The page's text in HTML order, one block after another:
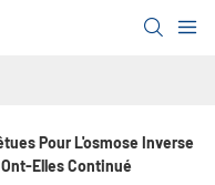
Pour L'osmose Inverse
Elles Continué